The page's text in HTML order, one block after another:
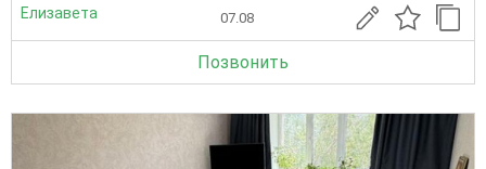
Елизавета 07.08
Позвонить